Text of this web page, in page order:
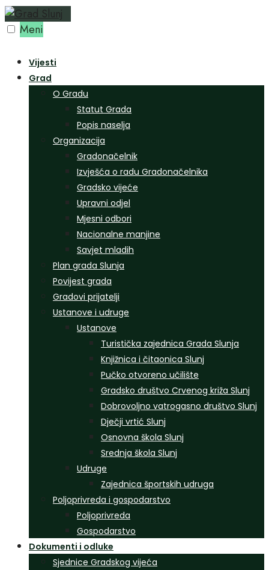
Preskoči
na Meni
Vijesti
Grad
O Gradu
Statut Grada
Popis naselja
Organizacija
Gradonačelnik
Izvješća o radu Gradonačelnika
Gradsko vijeće
Upravni odjel
Mjesni odbori
Nacionalne manjine
Savjet mladih
Plan grada Slunja
Povijest grada
Gradovi prijatelji
Ustanove i udruge
Ustanove
Turistička zajednica Grada Slunja
Knjižnica i čitaonica Slunj
Pučko otvoreno učilište
Gradsko društvo Crvenog križa Slunj
Dobrovoljno vatrogasno društvo Slunj
Dječji vrtić Slunj
Osnovna škola Slunj
Srednja škola Slunj
Udruge
Zajednica športskih udruga
Poljoprivreda i gospodarstvo
Poljoprivreda
Gospodarstvo
Dokumenti i odluke
Sjednice Gradskog vijeća